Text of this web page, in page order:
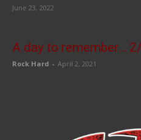
June 23, 2022
A day to remember…
Rock Hard - April 2, 2021